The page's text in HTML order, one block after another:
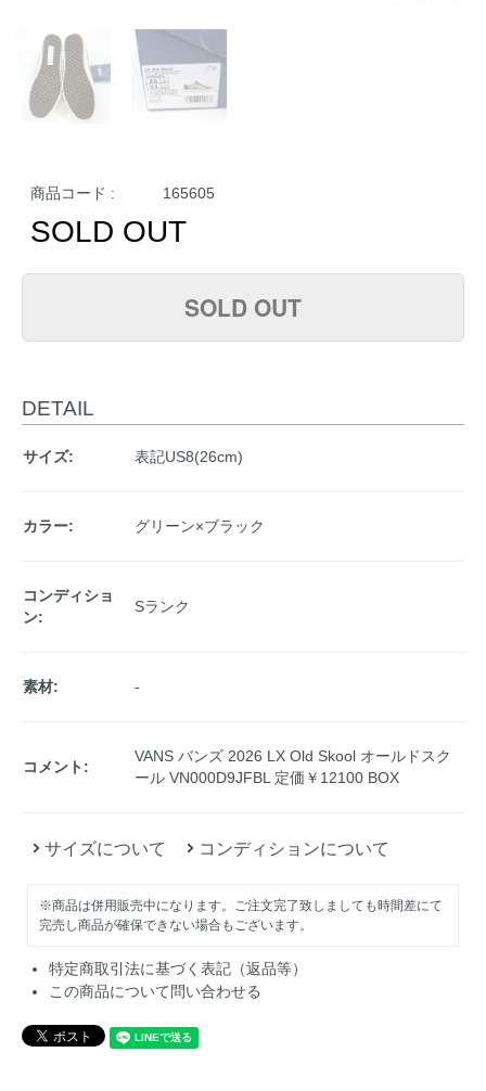
商品コード : 165605
SOLD OUT
SOLD OUT
DETAIL
サイズ: 表記US8(26cm)
カラー: グリーン×ブラック
コンディショ
ン:
Sランク
素材: -
コメント:
VANS バンズ 2026 LX Old Skool オールドスク
ール VN000D9JFBL 定価￥12100 BOX
サイズについて コンディションについて
※商品は併用販売中になります。ご注文完了致しましても時間差にて
完売し商品が確保できない場合もございます。
特定商取引法に基づく表記（返品等）
この商品について問い合わせる